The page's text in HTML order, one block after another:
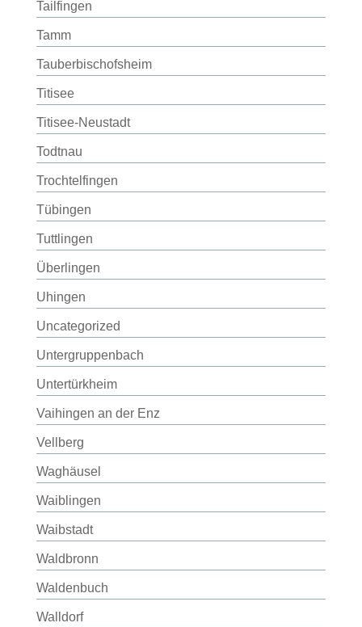
Tailfingen
Tamm
Tauberbischofsheim
Titisee
Titisee-Neustadt
Todtnau
Trochtelfingen
Tübingen
Tuttlingen
Überlingen
Uhingen
Uncategorized
Untergruppenbach
Untertürkheim
Vaihingen an der Enz
Vellberg
Waghäusel
Waiblingen
Waibstadt
Waldbronn
Waldenbuch
Walldorf